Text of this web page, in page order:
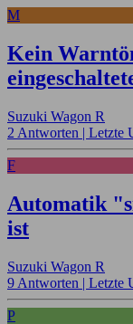
M
Kein
Suzuki Wagon R
2 Antworten | Letzte
F
Automatik
ist
Suzuki Wagon R
9 Antworten | Letzte
P